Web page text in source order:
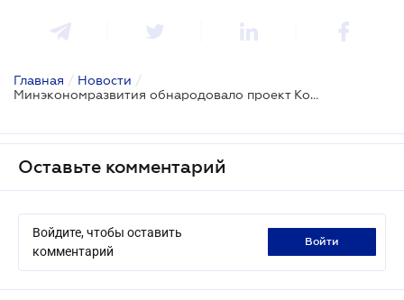
Главная / Новости /
Минэкономразвития обнародовало проект Концепции реформирования института саморегулирования
Оставьте комментарий
Войдите, чтобы оставить
комментарий
войти